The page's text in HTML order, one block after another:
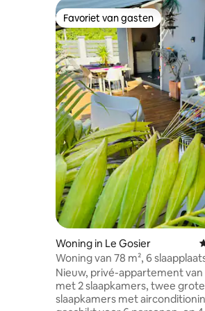
Favoriet van gasten
Favoriet van gasten
Woning in Le Gosier
Woning van 78 m², 6
Nieuw, privé-appartement van
met 2 slaapkamers, twee grote
slaapkamers met